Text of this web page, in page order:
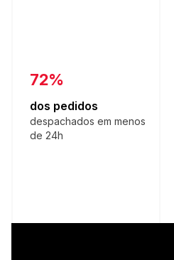
79%
dos pedidos
despachados em menos
de 24h